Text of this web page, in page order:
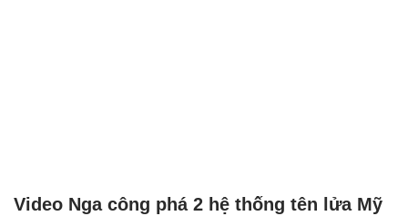
Video Nga công phá 2 hệ thống tên lửa Mỹ